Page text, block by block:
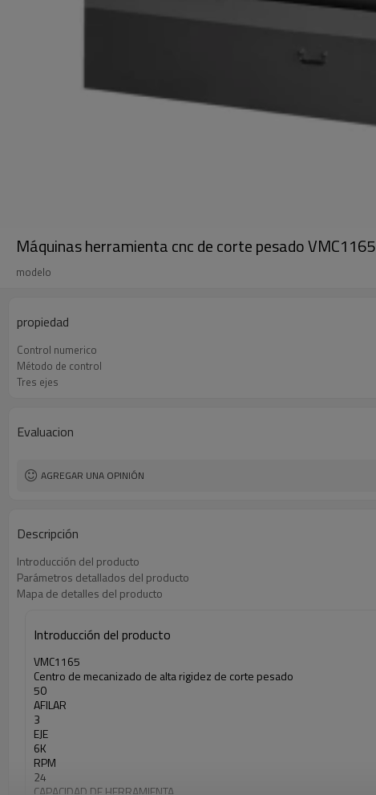
Máquinas herramienta cnc de corte pesado VMC1165
modelo
propiedad
Control numerico
Método de control
Tres ejes
Evaluacion
AGREGAR UNA OPINIÓN
Descripción
Introducción del producto
Parámetros detallados del producto
Mapa de detalles del producto
Introducción del producto
VMC1165
Centro de mecanizado de alta rigidez de corte pesado
50
AFILAR
3
EJE
6K
RPM
24
CAPACIDAD DE HERRAMIENTA